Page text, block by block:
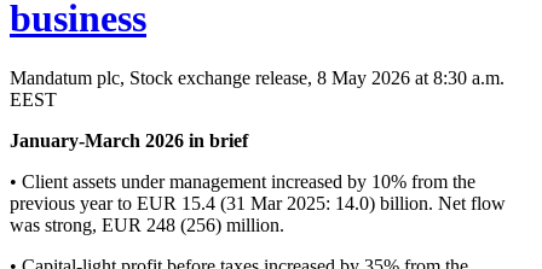
business
Mandatum plc, Stock exchange release, 8 May 2026 at 8:30 a.m.
EEST
January-March 2026 in brief
• Client assets under management increased by 10% from the
previous year to EUR 15.4 (31 Mar 2025: 14.0) billion. Net flow
was strong, EUR 248 (256) million.